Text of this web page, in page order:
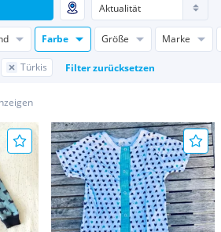
Farbe Größe Marke
Türkis Filter zurücksetzen